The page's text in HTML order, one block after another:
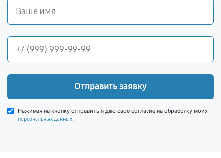
Отправить заявку
Нажимая на кнопку отправить я даю свое согласие на обработку моих
персональных данных.